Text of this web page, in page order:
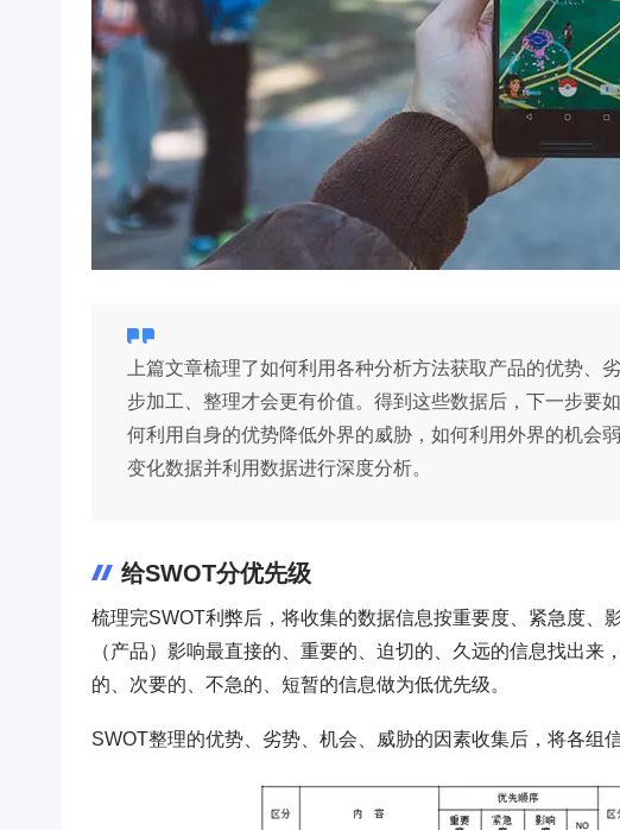
上篇文章梳理了如何利用各种分析方法获取产品的优势、
步加工、整理才会更有价值。得到这些数据后，下一步要
何利用自身的优势降低外界的威胁，如何利用外界的机会
变化数据并利用数据进行深度分析。
给SWOT分优先级
梳理完SWOT利弊后，将收集的数据信息按重要度、紧急度、
（产品）影响最直接的、重要的、迫切的、久远的信息找出
的、次要的、不急的、短暂的信息做为低优先级。
SWOT整理的优势、劣势、机会、威胁的因素收集后，将各组